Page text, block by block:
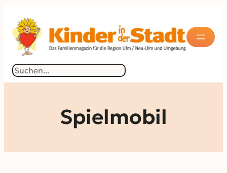
Inhalt
springen
Suchen
Spielmobil